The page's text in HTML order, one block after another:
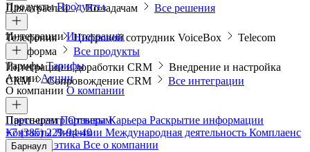
Для отраслей По задачам Все решения
ПродуктыПродукты
Телефония Цифровой сотрудник VoiceBox
Telecom
платформа
Все продукты
ИнтеграцииИнтеграции
Интеграции и доработки CRM
Внедрение и настройка
CRM
Сопровождение CRM Все интеграции
ТарифыТарифы
АкцииАкции
О компании О компании
Пресс-центрОтзывыКарьера Раскрытие информации
КонтактыЛицензии Международная деятельность Комплаенс
и деловая этика Все о компании
ПартнерамПартнерам
+7 (385) 229-94-40
Барнаул